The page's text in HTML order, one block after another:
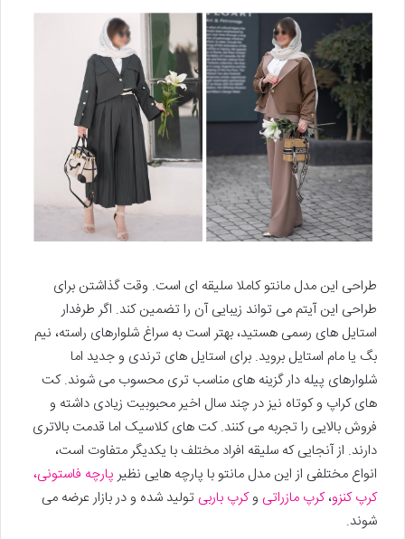
طراحی این مدل مانتو کاملا سلیقه ای است. وقت گذاشتن برای
طراحی این آیتم می تواند زیبایی آن را تضمین کند. اگر طرفدار
استایل های رسمی هستید، بهتر است به سراغ شلوارهای راسته، نیم
بگ یا مام استایل بروید. برای استایل های ترندی و جدید اما
شلوارهای پیله دار گزینه های مناسب تری محسوب می شوند. کت
های کراپ و کوتاه نیز در چند سال اخیر محبوبیت زیادی داشته و
فروش بالایی را تجربه می کنند. کت های کلاسیک اما قدمت بالاتری
دارند. از آنجایی که سلیقه افراد مختلف با یکدیگر متفاوت است،
انواع مختلفی از این مدل مانتو با پارچه هایی نظیرپارچه فاستونی،
کرپ کنزو،کرپ مازراتی وکرپ باربی تولید شده و در بازار عرضه می
شوند.